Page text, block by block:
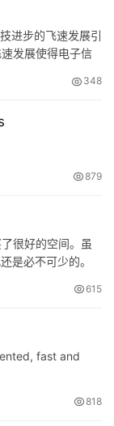
进步的飞速发展引
发展使得电子信
348
879
很好的空间。虽
是必不可少的。
615
fast and
818